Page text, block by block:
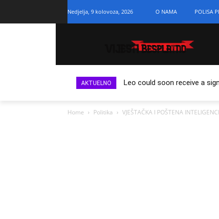
Nedjelja, 9 kolovoza, 2026 O NAMA POLISA
AKTUELNO Leo could soon receive a
Home Politika VJEŠTAČKA I POŠTENA